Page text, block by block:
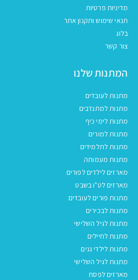
מדיניות פרטיות
תנאי שימוש ותקנון אתר
בלוג
צור קשר
המתנות שלנו
מתנות לעובדים
מתנות למתנדבים
מתנות לימי כיף
מתנות למורים
מתנות לתלמידים
מתנות מעמותה
מארזים לילדים לפורים
מארזים לט"ו בשבט
מתנות פורים לעובדים
מתנות לבכירים
מתנות לגיל השלישי
מתנות לחיילים
מתנות לילדי גנים
מתנות לגיל השלישי
מארזים לפסח